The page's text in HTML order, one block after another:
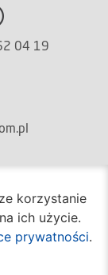
04 19
korzystanie
ich użycie.
prywatności.